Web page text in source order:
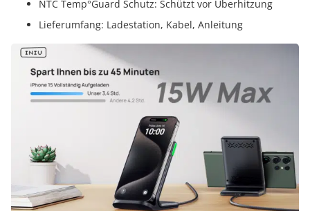
NTC Temp°Guard Schutz: Schützt vor Überhitzung
Lieferumfang: Ladestation, Kabel, Anleitung